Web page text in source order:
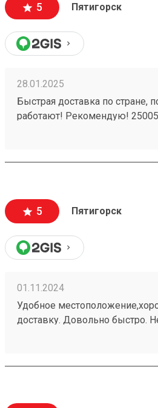
5 Пятигорск
28.01.2025
Быстрая доставка по стране,
работают! Рекомендую!
5 Пятигорск
01.11.2024
Удобное
доставку. Довольно быстро.